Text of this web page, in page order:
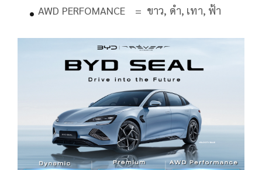
AWD PERFOMANCE = ขาว, ดำ, เทา, ฟ้า